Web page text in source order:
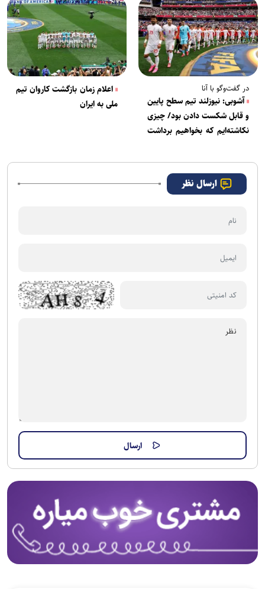
در گفت‌وگو با آنا
آشوبی: نیوزلند تیم سطح پایین
و قابل شکست دادن بود/ چیزی
نکاشته‌ایم که بخواهیم برداشت
اعلام زمان بازگشت کاروان تیم
ملی به ایران
ارسال نظر